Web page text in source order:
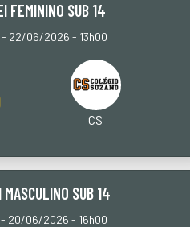
FEMININO SUB 14
- 22/06/2026 - 13h00
CS
SUB 14
- 20/06/2026 - 16h00